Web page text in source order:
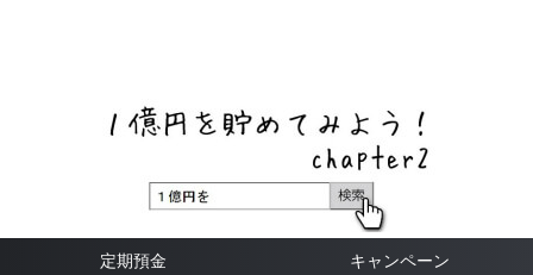
定期預金 キャンペーン